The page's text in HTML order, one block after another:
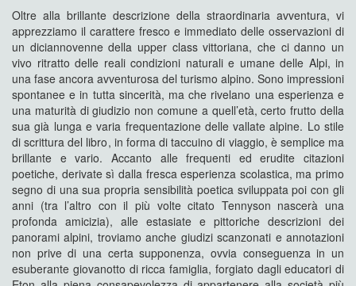
Oltre alla brillante descrizione della straordinaria avventura, vi
apprezziamo il carattere fresco e immediato delle osservazioni di
un diciannovenne della upper class vittoriana, che ci danno un
vivo ritratto delle reali condizioni naturali e umane delle Alpi, in
una fase ancora avventurosa del turismo alpino. Sono impressioni
spontanee e in tutta sincerità, ma che rivelano una esperienza e
una maturità di giudizio non comune a quell’età, certo frutto della
sua già lunga e varia frequentazione delle vallate alpine. Lo stile
di scrittura del libro, in forma di taccuino di viaggio, è semplice ma
brillante e vario. Accanto alle frequenti ed erudite citazioni
poetiche, derivate sì dalla fresca esperienza scolastica, ma primo
segno di una sua propria sensibilità poetica sviluppata poi con gli
anni (tra l’altro con il più volte citato Tennyson nascerà una
profonda amicizia), alle estasiate e pittoriche descrizioni dei
panorami alpini, troviamo anche giudizi scanzonati e annotazioni
non prive di una certa supponenza, ovvia conseguenza in un
esuberante giovanotto di ricca famiglia, forgiato dagli educatori di